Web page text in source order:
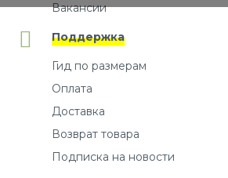
Вакансии
Поддержка
Гид по размерам
Оплата
Доставка
Возврат товара
Подписка на новости